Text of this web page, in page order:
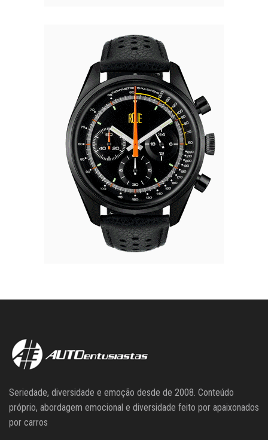
Seriedade, diversidade e emoção desde de 2008. Conteúdo
próprio, abordagem emocional e diversidade feito por apaixonados
por carros